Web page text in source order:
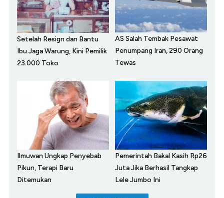
Setelah Resign dan Bantu
Ibu Jaga Warung, Kini Pemilik
23.000 Toko
AS Salah Tembak Pesawat
Penumpang Iran, 290 Orang
Tewas
Ilmuwan Ungkap Penyebab
Pikun, Terapi Baru
Ditemukan
Pemerintah Bakal Kasih Rp26
Juta Jika Berhasil Tangkap
Lele Jumbo Ini